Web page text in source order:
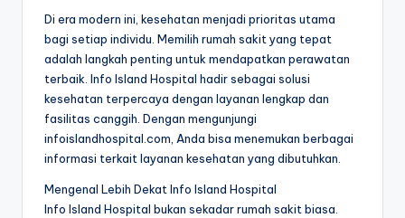
Di era modern ini, kesehatan menjadi prioritas utama
bagi setiap individu. Memilih rumah sakit yang tepat
adalah langkah penting untuk mendapatkan perawatan
terbaik. Info Island Hospital hadir sebagai solusi
kesehatan terpercaya dengan layanan lengkap dan
fasilitas canggih. Dengan mengunjungi
infoislandhospital.com, Anda bisa menemukan berbagai
informasi terkait layanan kesehatan yang dibutuhkan.
Mengenal Lebih Dekat Info Island Hospital
Info Island Hospital bukan sekadar rumah sakit biasa.